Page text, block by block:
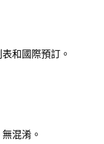
和國際預訂。
混淆。